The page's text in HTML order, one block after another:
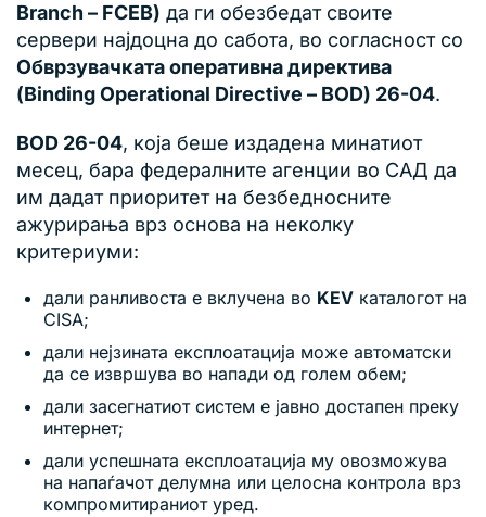
Branch – FCEB) да ги обезбедат своите
сервери најдоцна до сабота, во согласност со
Обврзувачката оперативна директива
(Binding Operational Directive – BOD) 26-04.
BOD 26-04, која беше издадена минатиот
месец, бара федералните агенции во САД да
им дадат приоритет на безбедносните
ажурирања врз основа на неколку
критериуми:
дали ранливоста е вклучена во KEV каталогот на
CISA;
дали нејзината експлоатација може автоматски
да се извршува во напади од голем обем;
дали засегнатиот систем е јавно достапен преку
интернет;
дали успешната експлоатација му овозможува
на напаѓачот делумна или целосна контрола врз
компромитираниот уред.